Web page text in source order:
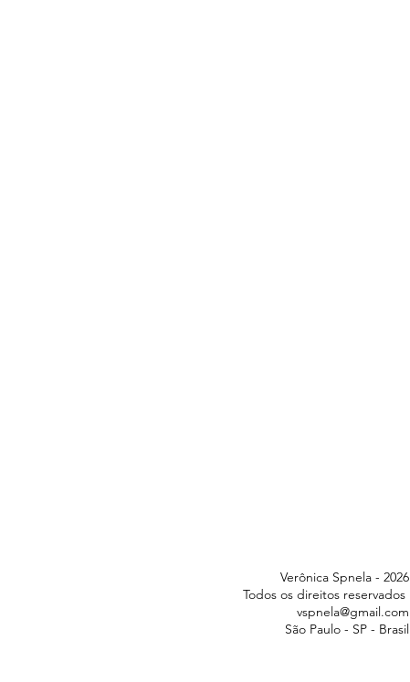
Verônica Spnela - 2026
Todos os direitos reservados
vspnela@gmail.com
São Paulo - SP - Brasil